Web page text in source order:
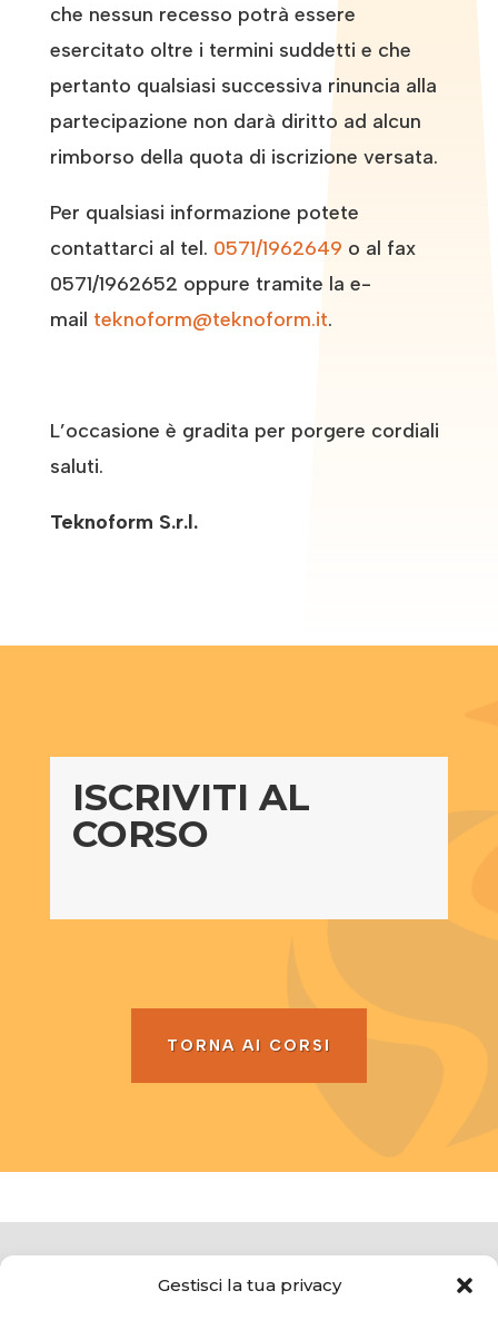
Gestisci la tua privacy
che nessun recesso potrà essere
esercitato oltre i termini suddetti e che
pertanto qualsiasi successiva rinuncia alla
partecipazione non darà diritto ad alcun
rimborso della quota di iscrizione versata.
Per qualsiasi informazione potete
contattarci al tel. 0571/1962649 o al fax
0571/1962652 oppure tramite la e-
mail teknoform@teknoform.it.
L’occasione è gradita per porgere cordiali
saluti.
Teknoform S.r.l.
ISCRIVITI AL
CORSO
TORNA AI CORSI